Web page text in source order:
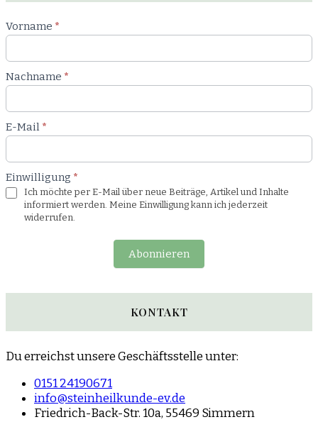
Newsletter
Blog
Vorname *
Nachname *
E-Mail *
Einwilligung *
Ich möchte per E-Mail über neue Beiträge, Artikel und Inhalte
informiert werden. Meine Einwilligung kann ich jederzeit
widerrufen.
Abonnieren
KONTAKT
Du erreichst unsere Geschäftsstelle unter:
0151 24190671
info@steinheilkunde-ev.de
Friedrich-Back-Str. 10a, 55469 Simmern